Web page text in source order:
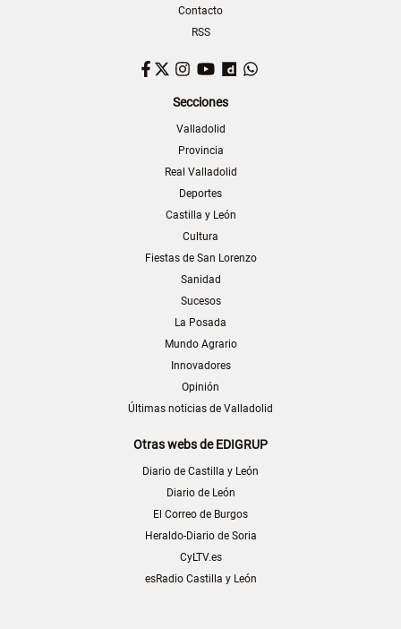
Contacto
RSS
Facebook
TwitterInstagram
YouTubeDailymotion
Secciones
Valladolid
Provincia
Real Valladolid
Deportes
Castilla y León
Cultura
Fiestas de San Lorenzo
Sanidad
Sucesos
La Posada
Mundo Agrario
Innovadores
Opinión
Últimas noticias de Valladolid
Otras webs de EDIGRUP
Diario de Castilla y León
Diario de León
El Correo de Burgos
Heraldo-Diario de Soria
CyLTV.es
esRadio Castilla y León